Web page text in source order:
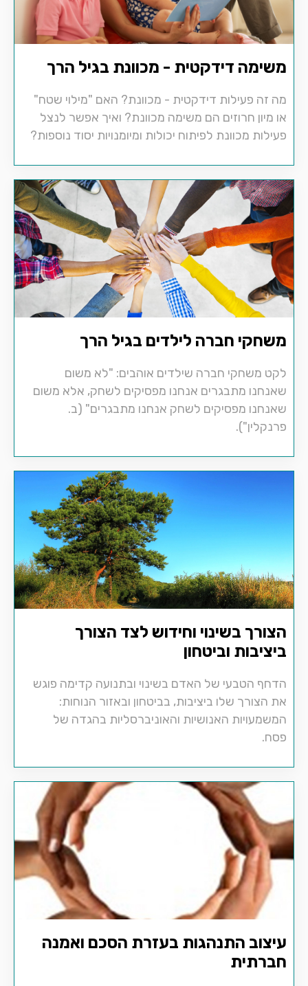
משימה דידקטית - מכוונת בגיל הרך
מה זה פעילות דידקטית - מכוונת? האם "מילוי שטח"
או מיון חרוזים הם משימה מכוונת? ואיך אפשר לנצל
פעילות מכוונת לפיתוח יכולות ומיומנויות יסוד נוספות?
משחקי חברה לילדים בגיל הרך
לקט משחקי חברה שילדים אוהבים: "לא משום
שאנחנו מתבגרים אנחנו מפסיקים לשחק, אלא משום
שאנחנו מפסיקים לשחק אנחנו מתבגרים" (ב.
פרנקלין").
הצורך בשינוי וחידוש לצד הצורך
ביציבות וביטחון
הדחף הטבעי של האדם בשינוי ובתנועה קדימה פוגש
את הצורך שלו ביציבות, בביטחון ובאזור הנוחות:
המשמעויות האנושיות והאוניברסליות בהגדה של
פסח.
עיצוב התנהגות בעזרת הסכם ואמנה
חברתית